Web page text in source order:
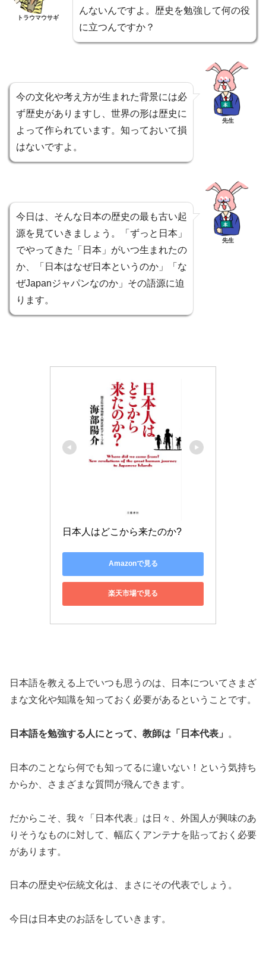
トラウマウサギ
んないんですよ。歴史を勉強して何の役
に立つんですか？
今の文化や考え方が生まれた背景には必
ず歴史がありますし、世界の形は歴史に
よって作られています。知っておいて損
はないですよ。
先生
今日は、そんな日本の歴史の最も古い起
源を見ていきましょう。「ずっと日本」
でやってきた「日本」がいつ生まれたの
か、「日本はなぜ日本というのか」「な
ぜJapanジャパンなのか」その語源に迫
ります。
先生
日本人はどこから来たのか?
Amazonで見る
楽天市場で見る
日本語を教える上でいつも思うのは、日本についてさまざ
まな文化や知識を知っておく必要があるということです。
日本語を勉強する人にとって、教師は「日本代表」 。
日本のことなら何でも知ってるに違いない！という気持ち
からか、さまざまな質問が飛んできます。
だからこそ、我々「日本代表」は日々、外国人が興味のあ
りそうなものに対して、幅広くアンテナを貼っておく必要
があります。
日本の歴史や伝統文化は、まさにその代表でしょう。
今日は日本史のお話をしていきます。